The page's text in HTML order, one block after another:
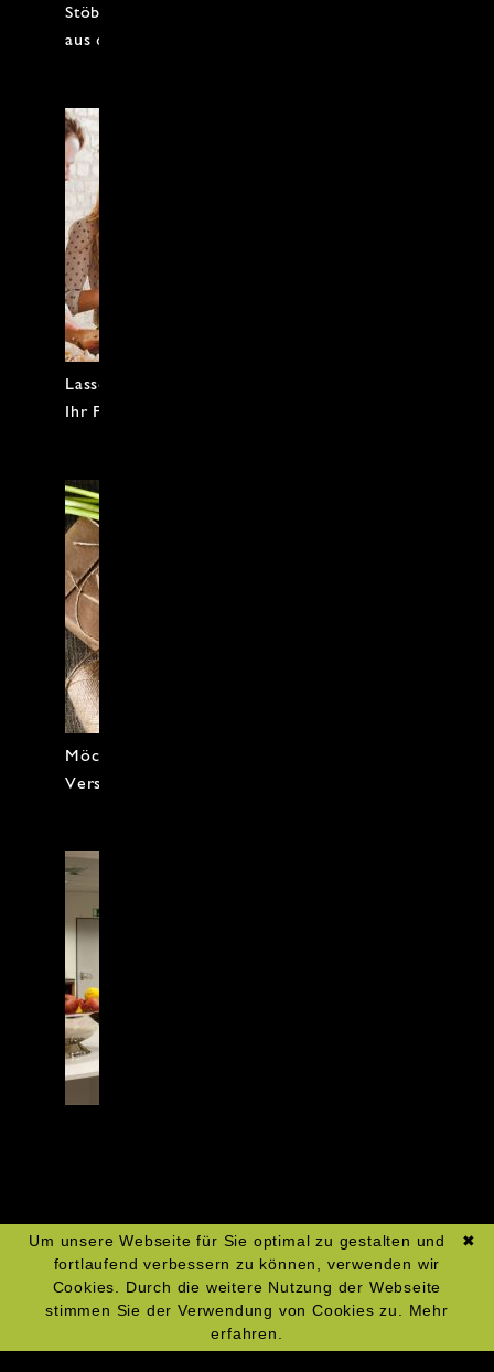
Stöbern Sie in Rezepten und Artikeln
aus dem Leben im Münsterland.
Lassen Sie sich von unseren Ideen für
Ihr Firmen-Event inspirieren.
Möchten Sie kulinarischen Genuss
Verschenken?
✖
Um unsere Webseite für Sie optimal zu gestalten und
fortlaufend verbessern zu können, verwenden wir
Cookies. Durch die weitere Nutzung der Webseite
stimmen Sie der Verwendung von Cookies zu. Mehr
erfahren.